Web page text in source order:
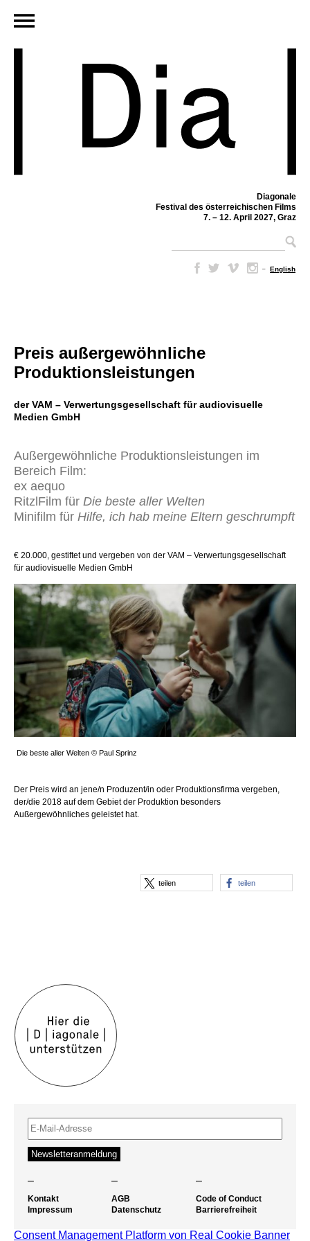
Diagonale
Festival des österreichischen Films
7. – 12. April 2027, Graz
– English
Preis außergewöhnliche
Produktionsleistungen
der VAM – Verwertungsgesellschaft für audiovisuelle
Medien GmbH
Außergewöhnliche Produktionsleistungen im
Bereich Film:
ex aequo
RitzlFilm für Die beste aller Welten
Minifilm für Hilfe, ich hab meine Eltern geschrumpft
€ 20.000, gestiftet und vergeben von der VAM – Verwertungsgesellschaft
für audiovisuelle Medien GmbH
Die beste aller Welten © Paul Sprinz
Der Preis wird an jene/n Produzent/in oder Produktionsfirma vergeben,
der/die 2018 auf dem Gebiet der Produktion besonders
Außergewöhnliches geleistet hat.
teilen teilen
– – –
Kontakt
Impressum
AGB
Datenschutz
Code of Conduct
Barrierefreiheit
Consent Management Platform von Real Cookie Banner